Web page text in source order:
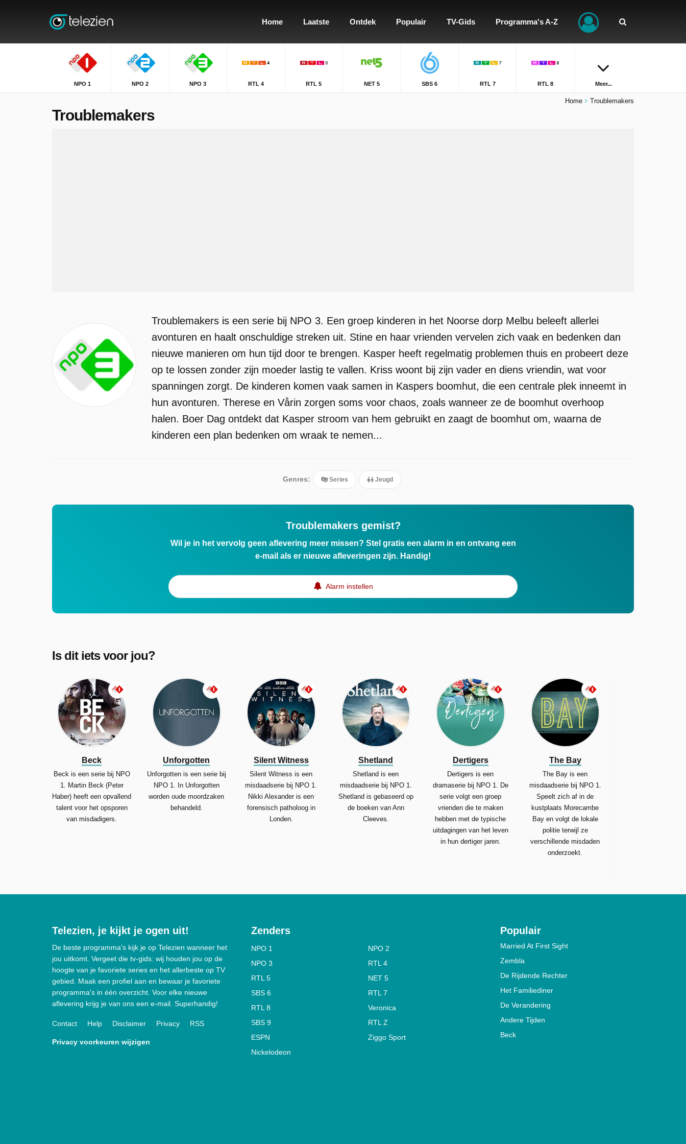
Home Laatste Ontdek Populair TV-Gids Programma's A-Z
NPO 1 NPO 2 NPO 3 RTL 4 RTL 5 NET 5 SBS 6 RTL 7 RTL 8 Meer...
Home Troublemakers
Troublemakers
Troublemakers is een serie bij NPO 3. Een groep kinderen in het Noorse dorp Melbu beleeft allerlei
avonturen en haalt onschuldige streken uit. Stine en haar vrienden vervelen zich vaak en bedenken dan
nieuwe manieren om hun tijd door te brengen. Kasper heeft regelmatig problemen thuis en probeert deze
op te lossen zonder zijn moeder lastig te vallen. Kriss woont bij zijn vader en diens vriendin, wat voor
spanningen zorgt. De kinderen komen vaak samen in Kaspers boomhut, die een centrale plek inneemt in
hun avonturen. Therese en Vårin zorgen soms voor chaos, zoals wanneer ze de boomhut overhoop
halen. Boer Dag ontdekt dat Kasper stroom van hem gebruikt en zaagt de boomhut om, waarna de
kinderen een plan bedenken om wraak te nemen...
Genres: Series Jeugd
Troublemakers gemist?
Wil je in het vervolg geen aflevering meer missen? Stel gratis een alarm in en ontvang een
e-mail als er nieuwe afleveringen zijn. Handig!
Alarm instellen
Is dit iets voor jou?
Beck
Beck is een serie bij NPO
1. Martin Beck (Peter
Haber) heeft een opvallend
talent voor het opsporen
van misdadigers.
Unforgotten
Unforgotten is een serie bij
NPO 1. In Unforgotten
worden oude moordzaken
behandeld.
Silent Witness
Silent Witness is een
misdaadserie bij NPO 1.
Nikki Alexander is een
forensisch patholoog in
Londen.
Shetland
Shetland is een
misdaadserie bij NPO 1.
Shetland is gebaseerd op
de boeken van Ann
Cleeves.
Dertigers
Dertigers is een
dramaserie bij NPO 1. De
serie volgt een groep
vrienden die te maken
hebben met de typische
uitdagingen van het leven
in hun dertiger jaren.
The Bay
The Bay is een
misdaadserie bij NPO 1.
Speelt zich af in de
kustplaats Morecambe
Bay en volgt de lokale
politie terwijl ze
verschillende misdaden
onderzoekt.
Telezien, je kijkt je ogen uit!
De beste programma's kijk je op Telezien wanneer het
jou uitkomt. Vergeet die tv-gids: wij houden jou op de
hoogte van je favoriete series en het allerbeste op TV
gebied. Maak een profiel aan en bewaar je favoriete
programma's in één overzicht. Voor elke nieuwe
aflevering krijg je van ons een e-mail. Superhandig!
Contact Help Disclaimer Privacy RSS
Privacy voorkeuren wijzigen
Zenders
NPO 1
NPO 2
NPO 3
RTL 4
RTL 5
NET 5
SBS 6
RTL 7
RTL 8
Veronica
SBS 9
RTL Z
ESPN
Ziggo Sport
Nickelodeon
Populair
Married At First Sight
Zembla
De Rijdende Rechter
Het Familiediner
De Verandering
Andere Tijden
Beck